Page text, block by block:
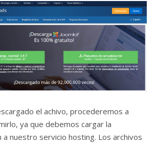
el achivo, procederemos a
ya que debemos cargar la
a nuestro servicio hosting. Los archivos